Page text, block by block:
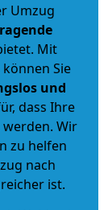
Umzug
Mit
Sie
und
dass Ihre
Wir
zu helfen
nach
ist.